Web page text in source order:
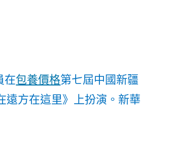
在包養價格第七屆中國新疆
方在這里》上扮演。 新華